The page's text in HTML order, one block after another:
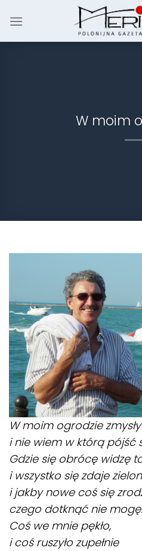
W moim
W moim ogrodzie
i nie wiem w którą pójść
Gdzie się obrócę widzę
i wszystko się zdaje
i jakby nowe coś się
czego dotknąć nie mogę.
Coś we mnie pękło,
i coś ruszyło zupełnie